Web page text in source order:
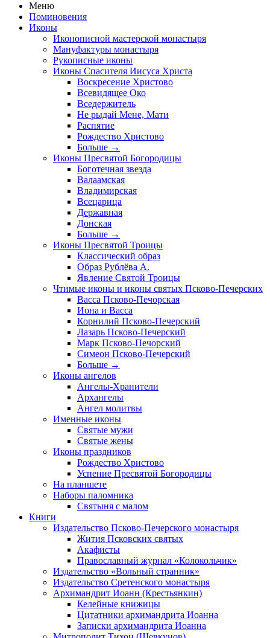
Меню
Поминовения
Иконы
Иконописной мастерской монастыря
Мануфактуры монастыря
Рукописные иконы
Иконы Спасителя Иисуса Христа
Воскресение Христово
Всевидящее Око
Вседержитель
Не рыдай Мене, Мати
Распятие
Рождество Христово
Больше →
Иконы Пресвятой Богородицы
Боготечная звезда
Валаамская
Владимирская
Всецарица
Державная
Донская
Больше →
Иконы Пресвятой Троицы
Классический образ
Образ Рублёва А.
Явление Святой Троицы
Чтимые иконы и иконы святых Псково-Печерских
Васса Псково-Печорская
Иона и Васса
Корнилий Псково-Печерский
Лазарь Псково-Печерский
Марк Псково-Печорский
Симеон Псково-Печерский
Больше →
Иконы ангелов
Ангелы-Хранители
Архангелы
Ангел молитвы
Именные иконы
Святые мужи
Святые жены
Иконы праздников
Рождество Христово
Успение Пресвятой Богородицы
На планшете
Наборы паломника
Святыня с малом
Книги
Издательство Псково-Печерского монастыря
Жития Псковских святых
Акафисты
Православный журнал «Колокольчик»
Издательство «Вольный странник»
Издательство Сретенского монастыря
Архимандрит Иоанн (Крестьянкин)
Келейные книжицы
Цитатники архимандрита Иоанна
Записки архимандрита Иоанна